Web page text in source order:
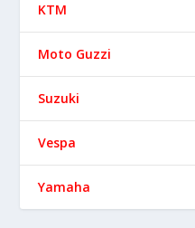
KTM
Moto Guzzi
Suzuki
Vespa
Yamaha